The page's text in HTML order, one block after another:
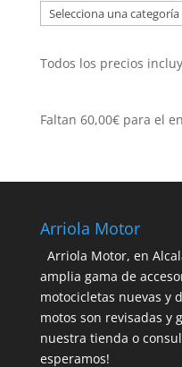
Selecciona
una
Todos los precios
Faltan 60,00€para el
Arriola Motor
Arriola Motor, en
amplia gama de
motocicletas nuevas y
motos son revisadas y
nuestra tienda o
esperamos!